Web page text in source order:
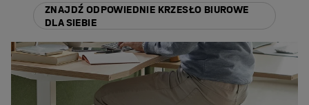
ZNAJDŹ ODPOWIEDNIE KRZESŁO BIUROWE
DLA SIEBIE